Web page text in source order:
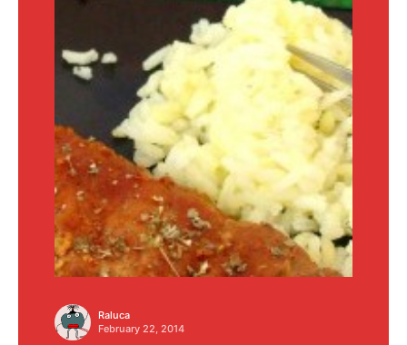
Raluca
February 22, 2014